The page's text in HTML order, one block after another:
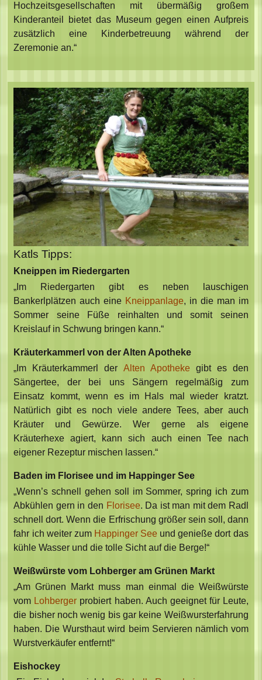
Hochzeitsgesellschaften mit übermäßig großem
Kinderanteil bietet das Museum gegen einen Aufpreis
zusätzlich eine Kinderbetreuung während der
Zeremonie an.“
Katls Tipps:
Kneippen im Riedergarten
„Im Riedergarten gibt es neben lauschigen
Bankerlplätzen auch eine Kneippanlage, in die man im
Sommer seine Füße reinhalten und somit seinen
Kreislauf in Schwung bringen kann.“
Kräuterkammerl von der Alten Apotheke
„Im Kräuterkammerl der Alten Apothekegibt es den
Sängertee, der bei uns Sängern regelmäßig zum
Einsatz kommt, wenn es im Hals mal wieder kratzt.
Natürlich gibt es noch viele andere Tees, aber auch
Kräuter und Gewürze. Wer gerne als eigene
Kräuterhexe agiert, kann sich auch einen Tee nach
eigener Rezeptur mischen lassen.“
Baden im Florisee und im Happinger See
„Wenn’s schnell gehen soll im Sommer, spring ich zum
Abkühlen gern in den Florisee. Da ist man mit dem Radl
schnell dort. Wenn die Erfrischung größer sein soll, dann
fahr ich weiter zum Happinger See und genieße dort das
kühle Wasser und die tolle Sicht auf die Berge!“
Weißwürste vom Lohberger am Grünen Markt
„Am Grünen Markt muss man einmal die Weißwürste
vom Lohberger probiert haben. Auch geeignet für Leute,
die bisher noch wenig bis gar keine Weißwursterfahrung
haben. Die Wursthaut wird beim Servieren nämlich vom
Wurstverkäufer entfernt!“
Eishockey